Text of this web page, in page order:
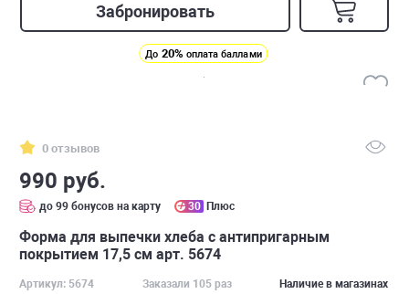
Забронировать
До 20% оплата баллами
0 отзывов
990 руб.
до 99 бонусов на карту 30 Плюс
Форма для выпечки хлеба с антипригарным
покрытием 17,5 см арт. 5674
Артикул: 5674 Заказали 105 раз Наличие в магазинах